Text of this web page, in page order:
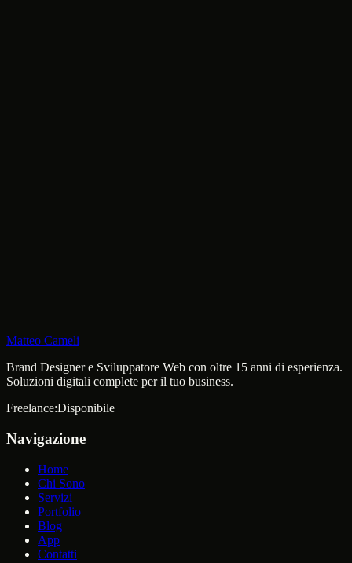
Visione
Matteo Cameli
Brand Designer e Sviluppatore Web con oltre 15 anni di esperienza.
Soluzioni digitali complete per il tuo business.
Freelance:Disponibile
Navigazione
Home
Chi Sono
Servizi
Portfolio
Blog
App
Contatti